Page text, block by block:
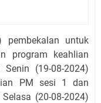
pembekalan untuk
program keahlian
(19-08-2024)
PM sesi 1 dan
(20-08-2024)